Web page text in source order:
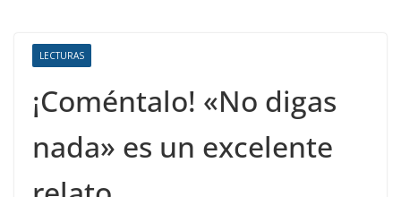
LECTURAS
¡Coméntalo! «No digas
nada» es un excelente